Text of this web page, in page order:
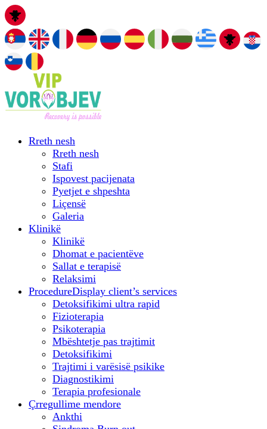
Rreth nesh
Rreth nesh
Stafi
Ispovest pacijenata
Pyetjet e shpeshta
Liçensë
Galeria
Klinikë
Klinikë
Dhomat e pacientëve
Sallat e terapisë
Relaksimi
ProcedureDisplay client’s services
Detoksifikimi ultra rapid
Fizioterapia
Psikoterapia
Mbështetje pas trajtimit
Detoksifikimi
Trajtimi i varësisë psikike
Diagnostikimi
Terapia profesionale
Çrregullime mendore
Ankthi